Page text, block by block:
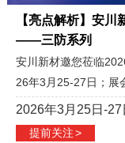
【亮点解析】安
——三防系列
安川新材邀您莅临
26年3月25-27日；展
2026年3月25日-27
提前关注 >